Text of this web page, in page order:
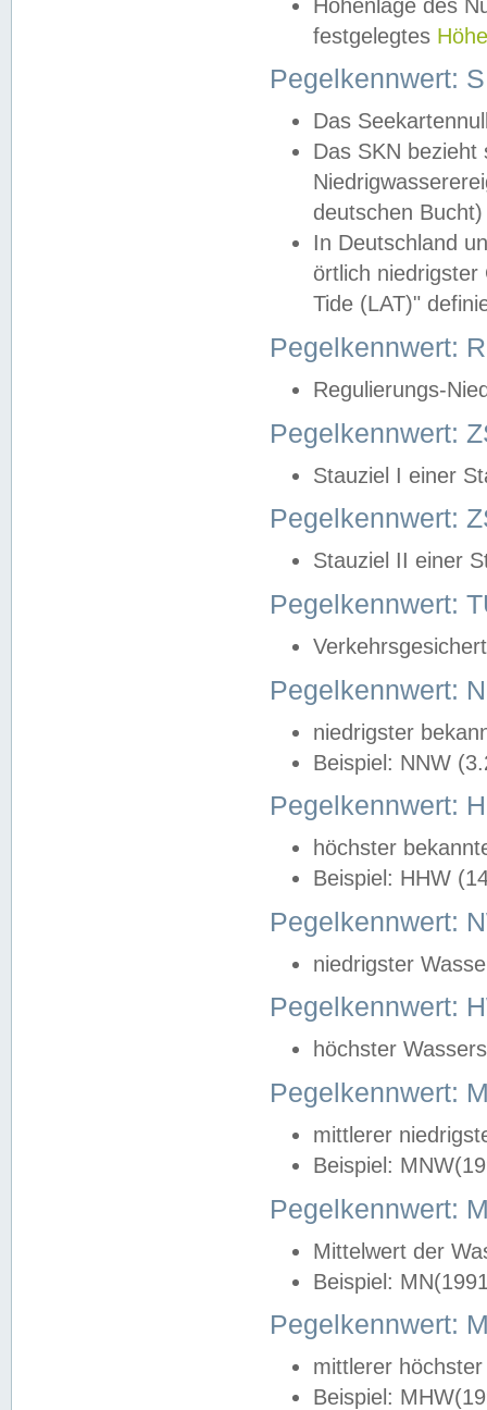
Höhenlage des
festgelegtes
Pegelkennwert:
Das
Das SKN
deutschen
In Deutschland
örtlich
Tide (LAT)"
Pegelkennwert:
Regulierungs-
Pegelkennwert:
Stauziel I einer
Pegelkennwert:
Stauziel II einer
Pegelkennwert:
Pegelkennwert:
niedrigster
Beispiel: NNW
Pegelkennwert:
höchster
Beispiel: HHW
Pegelkennwert:
niedrigster
Pegelkennwert:
höchster
Pegelkennwert:
mittlerer
Beispiel:
Pegelkennwert:
Mittelwert der
Beispiel:
Pegelkennwert:
mittlerer
Beispiel: